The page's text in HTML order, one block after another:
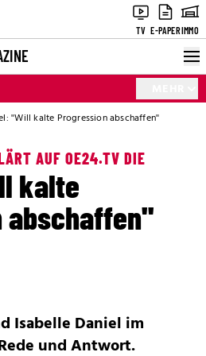
TV E-PAPERIMMO
''Will kalte Progression abschaffen''
AUF OE24.TV DIE
kalte
abschaffen''
Isabelle Daniel im
und Antwort.